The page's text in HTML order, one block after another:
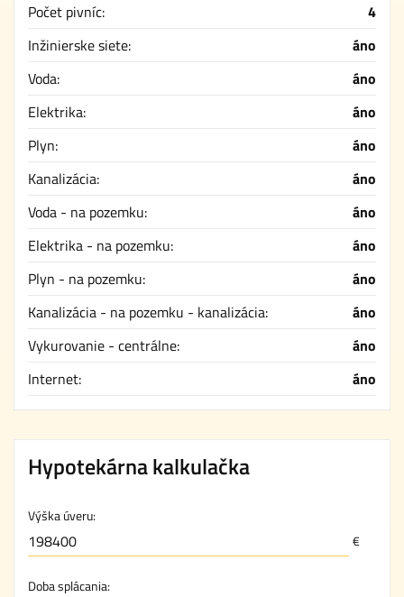
Počet pivníc:
4
Inžinierske siete:
áno
Voda:
áno
Elektrika:
áno
Plyn:
áno
Kanalizácia:
áno
Voda - na pozemku:
áno
Elektrika - na pozemku:
áno
Plyn - na pozemku:
áno
Kanalizácia - na pozemku - kanalizácia:
áno
Vykurovanie - centrálne:
áno
Internet:
áno
Hypotekárna kalkulačka
Výška úveru:
€
Doba splácania: